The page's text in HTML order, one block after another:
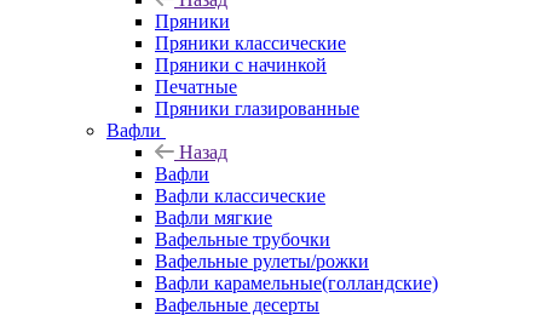
Пряники
Пряники классические
Пряники с начинкой
Печатные
Пряники глазированные
Вафли
Назад
Вафли
Вафли классические
Вафли мягкие
Вафельные трубочки
Вафельные рулеты/рожки
Вафли карамельные(голландские)
Вафельные десерты